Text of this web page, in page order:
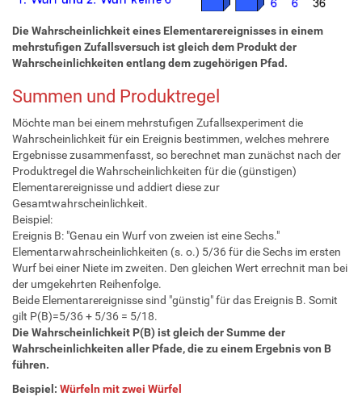
Die Wahrscheinlichkeit eines Elementarereignisses in einem
mehrstufigen Zufallsversuch ist gleich dem Produkt der
Wahrscheinlichkeiten entlang dem zugehörigen Pfad.
Summen und Produktregel
Möchte man bei einem mehrstufigen Zufallsexperiment die
Wahrscheinlichkeit für ein Ereignis bestimmen, welches mehrere
Ergebnisse zusammenfasst, so berechnet man zunächst nach der
Produktregel die Wahrscheinlichkeiten für die (günstigen)
Elementarereignisse und addiert diese zur
Gesamtwahrscheinlichkeit.
Beispiel:
Ereignis B: "Genau ein Wurf von zweien ist eine Sechs."
Elementarwahrscheinlichkeiten (s. o.) 5/36 für die Sechs im ersten
Wurf bei einer Niete im zweiten. Den gleichen Wert errechnit man bei
der umgekehrten Reihenfolge.
Beide Elementarereignisse sind "günstig" für das Ereignis B. Somit
gilt P(B)=5/36 + 5/36 = 5/18.
Die Wahrscheinlichkeit P(B) ist gleich der Summe der
Wahrscheinlichkeiten aller Pfade, die zu einem Ergebnis von B
führen.
Beispiel: Würfeln mit zwei Würfel